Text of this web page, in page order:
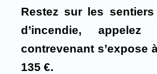
Restez sur les
d’incendie,
contrevenant s’expose
135 €.